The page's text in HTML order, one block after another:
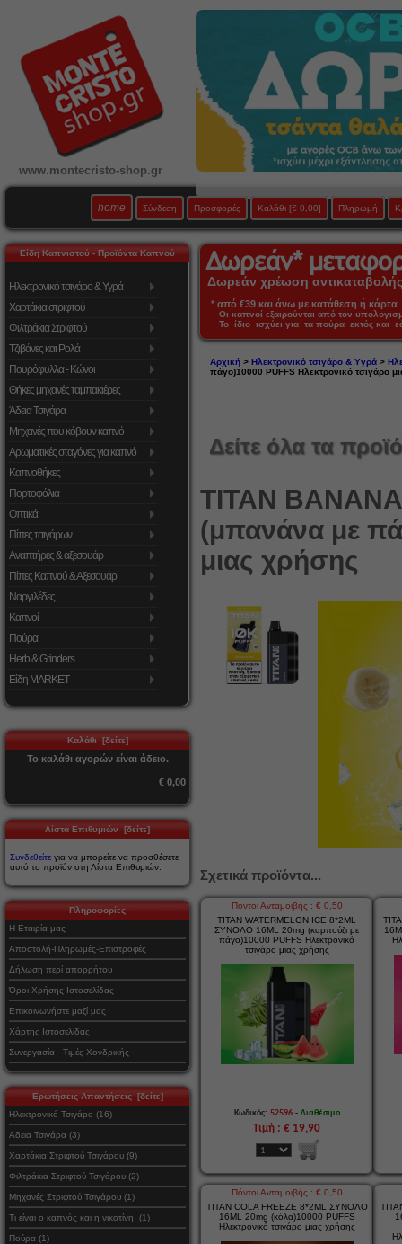
www.montecristo-shop.gr
home Σύνδεση Προσφορές Καλάθι [€ 0,00] Πληρωμή
Είδη Καπνιστού - Προϊόντα Καπνού
Ηλεκτρονικό τσιγάρο & Υγρά
Χαρτάκια στριφτού
Φιλτράκια Στριφτού
Τζιβάνες και Ρολά
Πουρόφυλλα - Κώνοι
Θήκες μηχανές ταμπακιέρες
Άδεια Τσιγάρα
Μηχανές που κόβουν καπνό
Αρωματικές σταγόνες για καπνό
Καπνοθήκες
Πορτοφόλια
Οπτικά
Πίπες τσιγάρων
Αναπτήρες & αξεσουάρ
Πίπες Καπνού & Αξεσουάρ
Ναργιλέδες
Καπνοί
Πούρα
Herb & Grinders
Είδη MARKET
Καλάθι [δείτε]
Το καλάθι αγορών είναι άδειο.
€ 0,00
Λίστα Επιθυμιών [δείτε]
Συνδεθείτε για να μπορείτε να προσθέσετε
αυτό το προϊόν στη Λίστα Επιθυμιών.
Πληροφορίες
Η Εταιρία μας
Αποστολή-Πληρωμές-Επιστροφές
Δήλωση περί απορρήτου
Όροι Χρήσης Ιστοσελίδας
Επικοινωνήστε μαζί μας
Χάρτης Ιστοσελίδας
Συνεργασία - Τιμές Χονδρικής
Ερωτήσεις-Απαντήσεις [δείτε]
Ηλεκτρονικό Τσιγάρο (16)
Αδεια Τσιγάρα (3)
Χαρτάκια Στριφτού Τσιγάρου (9)
Φιλτράκια Στριφτού Τσιγάρου (2)
Μηχανές Στριφτού Τσιγάρου (1)
Τι είναι ο καπνός και η νικοτίνη; (1)
Πούρα (1)
Δωρεάν χρέωση
* από €39 και άνω με κατάθεση ή
Οι καπνοί εξαιρούνται από τον
Το ίδιο ισχύει για τα πούρα εκτός και
Αρχική> Ηλεκτρονικό τσιγάρο & Υγρά>
πάγο)10000 PUFFS Ηλεκτρονικό τσιγάρο
Δείτε όλα τα
TITAN
(μπανάνα με
μιας χρήσης
Σχετικά προϊόντα...
Πόντοι Ανταμοιβής : € 0,50
TITAN WATERMELON ICE 8*2ML
ΣΥΝΟΛΟ 16ML 20mg (καρπούζι με
πάγο)10000 PUFFS Ηλεκτρονικό
τσιγάρο μιας χρήσης
Κωδικός: 52596- Διαθέσιμο
Τιμή : € 19,90
Πόντοι Ανταμοιβής : € 0,50
TITAN COLA FREEZE 8*2ML ΣΥΝΟΛΟ
16ML 20mg (κόλα)10000 PUFFS
Ηλεκτρονικό τσιγάρο μιας χρήσης